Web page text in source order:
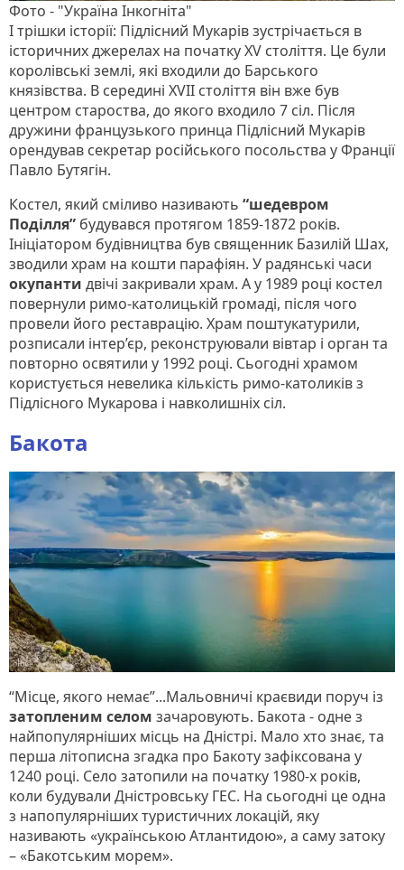
Фото - "Україна Інкогніта"
І трішки історії: Підлісний Мукарів зустрічається в
історичних джерелах на початку XV століття. Це були
королівські землі, які входили до Барського
князівства. В середині XVII століття він вже був
центром староства, до якого входило 7 сіл. Після
дружини французького принца Підлісний Мукарів
орендував секретар російського посольства у Франції
Павло Бутягін.
Костел, який сміливо називають “шедевром
Поділля” будувався протягом 1859-1872 років.
Ініціатором будівництва був священник Базилій Шах,
зводили храм на кошти парафіян. У радянські часи
окупанти двічі закривали храм. А у 1989 році костел
повернули римо-католицькій громаді, після чого
провели його реставрацію. Храм поштукатурили,
розписали інтер’єр, реконструювали вівтар і орган та
повторно освятили у 1992 році. Сьогодні храмом
користується невелика кількість римо-католиків з
Підлісного Мукарова і навколишніх сіл.
Бакота
“Місце, якого немає”...Мальовничі краєвиди поруч із
затопленим селом зачаровують. Бакота - одне з
найпопулярніших місць на Дністрі. Мало хто знає, та
перша літописна згадка про Бакоту зафіксована у
1240 році. Село затопили на початку 1980-х років,
коли будували Дністровську ГЕС. На сьогодні це одна
з напопулярніших туристичних локацій, яку
називають «українською Атлантидою», а саму затоку
– «Бакотським морем».